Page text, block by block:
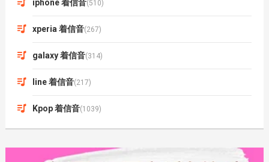
iphone 着信音(510)
xperia 着信音(267)
galaxy 着信音(314)
line 着信音(217)
Kpop 着信音(1039)